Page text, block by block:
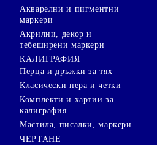
Акварелни и пигментни
маркери
Акрилни, декор и
тебеширени маркери
КАЛИГРАФИЯ
Перца и дръжки за тях
Класически пера и четки
Комплекти и хартии за
калиграфия
Мастила, писалки, маркери
ЧЕРТАНЕ